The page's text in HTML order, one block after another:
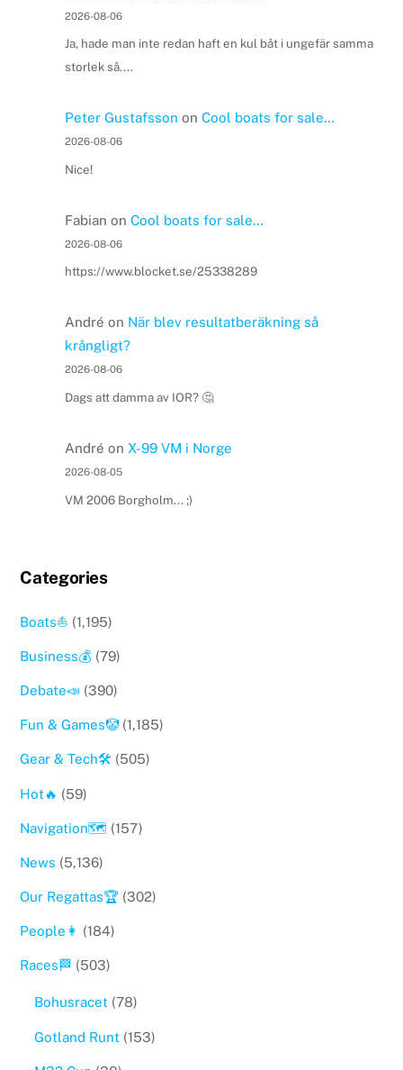
2026-08-06
Ja, hade man inte redan haft en kul båt i ungefär samma
storlek så....
Peter Gustafsson on Cool boats for sale…
2026-08-06
Nice!
Fabian on Cool boats for sale…
2026-08-06
https://www.blocket.se/25338289
André on När blev resultatberäkning så
krångligt?
2026-08-06
Dags att damma av IOR? 🤔
André on X-99 VM i Norge
2026-08-05
VM 2006 Borgholm... ;)
Categories
Boats⛵️ (1,195)
Business💰 (79)
Debate📣 (390)
Fun & Games🤡(1,185)
Gear & Tech🛠 (505)
Hot🔥 (59)
Navigation🗺 (157)
News (5,136)
Our Regattas🏆 (302)
People👩 (184)
Races🏁 (503)
Bohusracet(78)
Gotland Runt(153)